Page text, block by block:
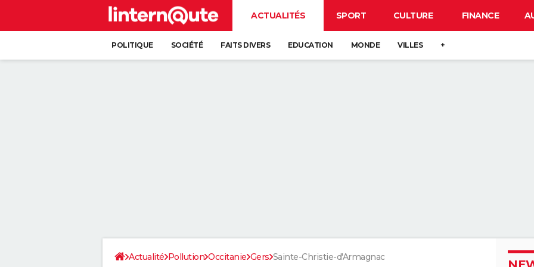
ACTUALITÉS SPORT CULTURE FINANCE
POLITIQUE SOCIÉTÉ FAITS DIVERS EDUCATION MONDE VILLES +
Actualité Pollution Occitanie Gers Sainte-Christie-d'Armagnac